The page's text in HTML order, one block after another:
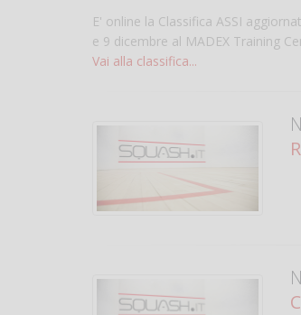
E' online la Classifica ASSI
e 9 dicembre al MADEX Training
Vai alla classifica...